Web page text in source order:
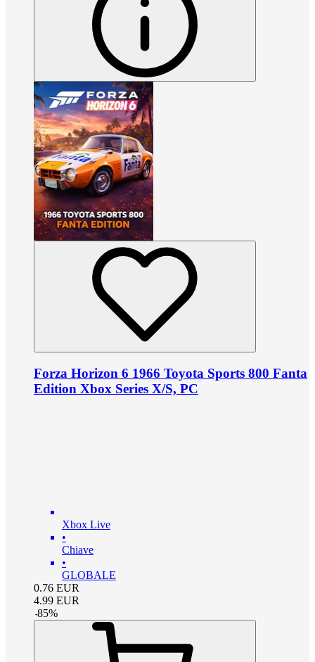
Forza Horizon 6 1966 Toyota Sports 800 Fanta
Edition Xbox Series X/S, PC
Xbox Live
•
Chiave
•
GLOBALE
0.76 EUR
4.99 EUR
-85%